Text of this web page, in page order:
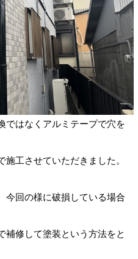
ではなくアルミテープで穴を
工させていただきました。
今回の様に破損している場合
補修して塗装という方法をと